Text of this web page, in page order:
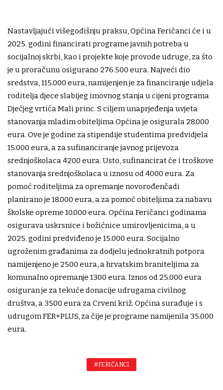
Nastavljajući višegodišnju praksu, Općina Feričanci će i u
2025. godini financirati programe javnih potreba u
socijalnoj skrbi, kao i projekte koje provode udruge, za što
je u proračunu osigurano 276.500 eura. Najveći dio
sredstva, 115.000 eura, namijenjen je za financiranje udjela
roditelja djece slabijeg imovnog stanja u cijeni programa
Dječjeg vrtića Mali princ. S ciljem unaprjeđenja uvjeta
stanovanja mladim obiteljima Općina je osigurala 28.000
eura. Ove je godine za stipendije studentima predvidjela
15.000 eura, a za sufinanciranje javnog prijevoza
srednjoškolaca 4200 eura. Usto, sufinancirat će i troškove
stanovanja srednjoškolaca u iznosu od 4000 eura. Za
pomoć roditeljima za opremanje novorođenčadi
planirano je 18.000 eura, a za pomoć obiteljima za nabavu
školske opreme 10.000 eura. Općina Feričanci godinama
osigurava uskrsnice i božićnice umirovljenicima, a u
2025. godini predviđeno je 15.000 eura. Socijalno
ugroženim građanima za dodjelu jednokratnih potpora
namijenjeno je 2500 eura, a hrvatskim braniteljima za
komunalno opremanje 1300 eura. Iznos od 25.000 eura
osiguran je za tekuće donacije udrugama civilnog
društva, a 3500 eura za Crveni križ. Općina surađuje i s
udrugom FER+PLUS, za čije je programe namijenila 35.000
eura.
#FERIČANCI